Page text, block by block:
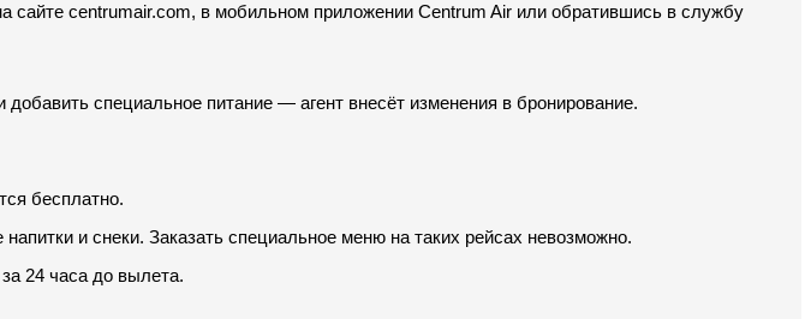
сайте centrumair.com, в мобильном приложении Centrum Air или обратившись в службу
специальное питание — агент внесёт изменения в бронирование.
бесплатно.
и снеки. Заказать специальное меню на таких рейсах невозможно.
24 часа до вылета.